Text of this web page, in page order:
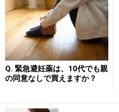
Q. 緊急避妊薬は、10代でも親
の同意なしで買えますか？